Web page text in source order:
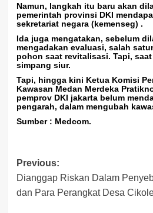
Namun, langkah itu baru akan
pemerintah provinsi DKI
sekretariat negara (kemenseg) .
Ida juga mengatakan, sebelum
mengadakan evaluasi, salah
pohon saat revitalisasi. Tapi,
simpang siur.
Tapi, hingga kini Ketua Komisi
Kawasan Medan Merdeka
pemprov DKI jakarta belum
pengarah, dalam mengubah
Sumber : Medcom.
Post
navigation
Previous:
Dianggap Riskan Dalam
dan Para Perangkat Desa